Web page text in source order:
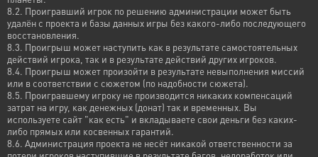
8.2. Проигравший игрок по решению администрации может быть
удалён с проекта и базы данных игры без какого-либо последующего
восстановления.
8.3. Проигрыш может наступить как в результате самостоятельных
действий игрока, так и в результате действий других игроков.
8.4. Проигрыш может произойти в результате невыполнения миссий
или в соответствии с сюжетом (по надобности сюжета).
8.5. Проигравшему игроку не производится никаких компенсаций
затрат на игру, как денежных (донат) так и временных. Вы
используете сайт "как есть" и вкладываете свои деньги без каких-
либо прямых или косвенных гарантий.
8.6. Администрация проекта не несёт никакой ответственности за